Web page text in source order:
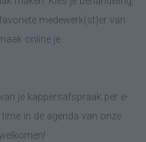
medewerk(st)er van
online je
je kappersafspraak per e-
in de agenda van onze